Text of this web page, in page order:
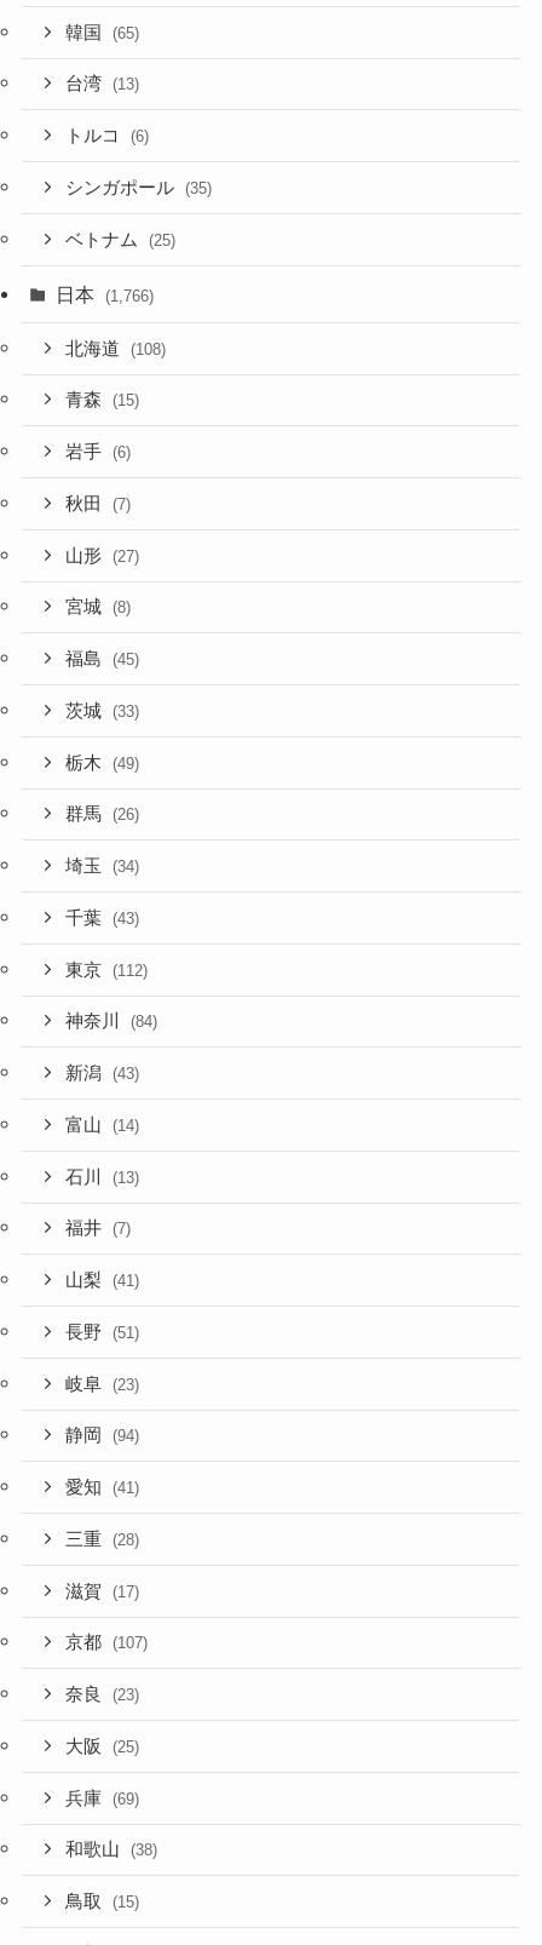
韓国 (65)
台湾 (13)
トルコ (6)
シンガポール (35)
ベトナム (25)
日本 (1,766)
北海道 (108)
青森 (15)
岩手 (6)
秋田 (7)
山形 (27)
宮城 (8)
福島 (45)
茨城 (33)
栃木 (49)
群馬 (26)
埼玉 (34)
千葉 (43)
東京 (112)
神奈川 (84)
新潟 (43)
富山 (14)
石川 (13)
福井 (7)
山梨 (41)
長野 (51)
岐阜 (23)
静岡 (94)
愛知 (41)
三重 (28)
滋賀 (17)
京都 (107)
奈良 (23)
大阪 (25)
兵庫 (69)
和歌山 (38)
鳥取 (15)